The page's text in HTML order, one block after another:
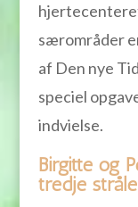
særområder
af Den nye
speciel
indvielse.
Birgitte og
tredje